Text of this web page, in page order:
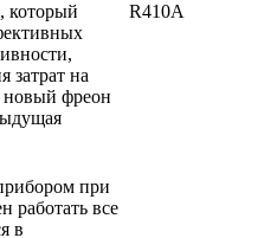
который
затрат на
новый фреон
R410A
при
работать все
в